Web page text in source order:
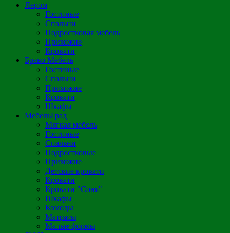
Лером
Гостиные
Спальни
Подростковая мебель
Прихожие
Кровати
Браво Мебель
Гостиные
Спальни
Прихожие
Кровати
Шкафы
МебельГрад
Мягкая мебель
Гостиные
Спальни
Подростковые
Прихожие
Детские кровати
Кровати
Кровати "Соня"
Шкафы
Комоды
Матрасы
Малые формы